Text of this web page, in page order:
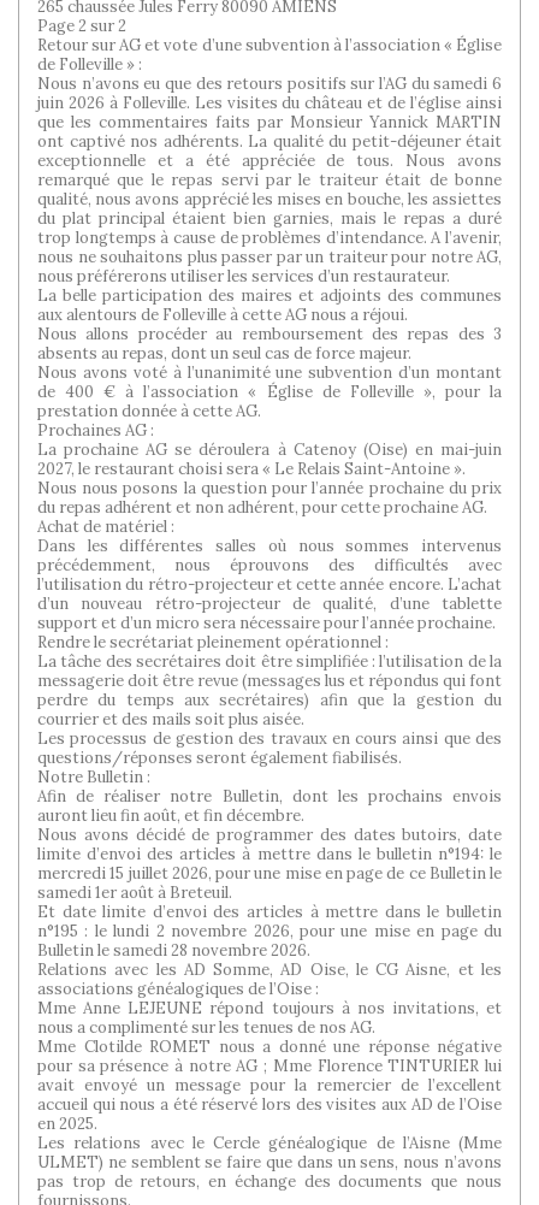
265 chaussée Jules Ferry 80090 AMIENS
Page 2 sur 2
Retour sur AG et vote d’une subvention à l’association « Église
de Folleville » :
Nous n’avons eu que des retours positifs sur l’AG du samedi 6
juin 2026 à Folleville. Les visites du château et de l’église ainsi
que les commentaires faits par Monsieur Yannick MARTIN
ont captivé nos adhérents. La qualité du petit-déjeuner était
exceptionnelle et a été appréciée de tous. Nous avons
remarqué que le repas servi par le traiteur était de bonne
qualité, nous avons apprécié les mises en bouche, les assiettes
du plat principal étaient bien garnies, mais le repas a duré
trop longtemps à cause de problèmes d’intendance. A l’avenir,
nous ne souhaitons plus passer par un traiteur pour notre AG,
nous préférerons utiliser les services d’un restaurateur.
La belle participation des maires et adjoints des communes
aux alentours de Folleville à cette AG nous a réjoui.
Nous allons procéder au remboursement des repas des 3
absents au repas, dont un seul cas de force majeur.
Nous avons voté à l’unanimité une subvention d’un montant
de 400 € à l’association « Église de Folleville », pour la
prestation donnée à cette AG.
Prochaines AG :
La prochaine AG se déroulera à Catenoy (Oise) en mai-juin
2027, le restaurant choisi sera « Le Relais Saint-Antoine ».
Nous nous posons la question pour l’année prochaine du prix
du repas adhérent et non adhérent, pour cette prochaine AG.
Achat de matériel :
Dans les différentes salles où nous sommes intervenus
précédemment, nous éprouvons des difficultés avec
l’utilisation du rétro-projecteur et cette année encore. L’achat
d’un nouveau rétro-projecteur de qualité, d’une tablette
support et d’un micro sera nécessaire pour l’année prochaine.
Rendre le secrétariat pleinement opérationnel :
La tâche des secrétaires doit être simplifiée : l’utilisation de la
messagerie doit être revue (messages lus et répondus qui font
perdre du temps aux secrétaires) afin que la gestion du
courrier et des mails soit plus aisée.
Les processus de gestion des travaux en cours ainsi que des
questions/réponses seront également fiabilisés.
Notre Bulletin :
Afin de réaliser notre Bulletin, dont les prochains envois
auront lieu fin août, et fin décembre.
Nous avons décidé de programmer des dates butoirs, date
limite d’envoi des articles à mettre dans le bulletin n°194: le
mercredi 15 juillet 2026, pour une mise en page de ce Bulletin le
samedi 1er août à Breteuil.
Et date limite d’envoi des articles à mettre dans le bulletin
n°195 : le lundi 2 novembre 2026, pour une mise en page du
Bulletin le samedi 28 novembre 2026.
Relations avec les AD Somme, AD Oise, le CG Aisne, et les
associations généalogiques de l’Oise :
Mme Anne LEJEUNE répond toujours à nos invitations, et
nous a complimenté sur les tenues de nos AG.
Mme Clotilde ROMET nous a donné une réponse négative
pour sa présence à notre AG ; Mme Florence TINTURIER lui
avait envoyé un message pour la remercier de l’excellent
accueil qui nous a été réservé lors des visites aux AD de l’Oise
en 2025.
Les relations avec le Cercle généalogique de l’Aisne (Mme
ULMET) ne semblent se faire que dans un sens, nous n’avons
pas trop de retours, en échange des documents que nous
fournissons.